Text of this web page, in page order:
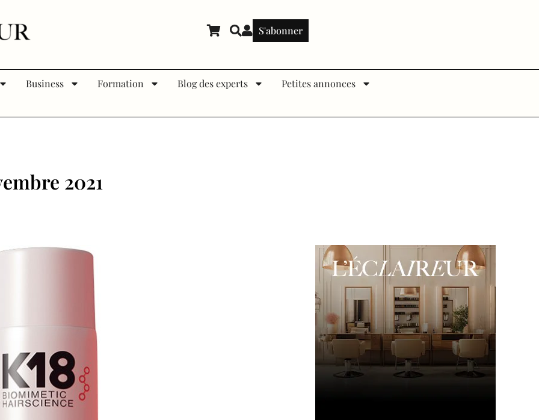
S'abonner
Business Formation Blog des experts Petites annonces
2021